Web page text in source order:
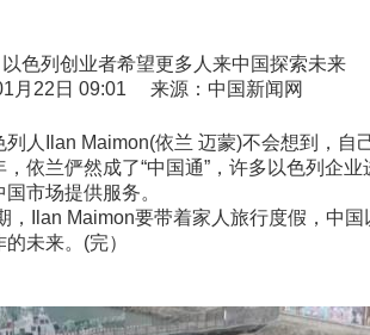
色列创业者希望更多人来中国探索未来
月22日 09:01 来源：中国新闻网
Ilan Maimon(依兰 迈蒙)不会想到，自
兰俨然成了“中国通”，许多以色列企业
市场提供服务。
Maimon要带着家人旅行度假，中国
未来。(完）